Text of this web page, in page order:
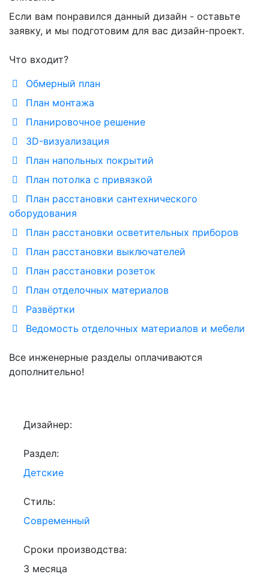
Если вам понравился данный дизайн - оставьте
заявку, и мы подготовим для вас дизайн-проект.
Что входит?
Обмерный план
План монтажа
Планировочное решение
3D-визуализация
План напольных покрытий
План потолка с привязкой
План расстановки сантехнического
оборудования
План расстановки осветительных приборов
План расстановки выключателей
План расстановки розеток
План отделочных материалов
Развёртки
Ведомость отделочных материалов и мебели
Все инженерные разделы оплачиваются
дополнительно!
Дизайнер:
Раздел:
Детские
Стиль:
Современный
Сроки производства:
3 месяца